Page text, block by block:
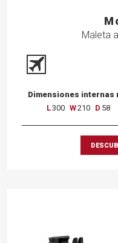
Maleta
Dimensiones internas
L300 W210 D 58